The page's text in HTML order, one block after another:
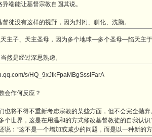
端能让基督宗教自圆其说。
徒没有这样的视野，因为封闭、驯化、洗脑。
主子、天主圣母，因为多个地球—多个圣母—陷天主
然是经过深思熟虑。
s/HQ_9xJtkFpaMBgSssIFarA
会作何反应？
也将不得不重新考虑宗教的某些方面，但不会完全抛
个世界，这是在用温和的方式修改基督教徒的自我认
说：“这不是一个增加或减少的问题，而是以一种新的